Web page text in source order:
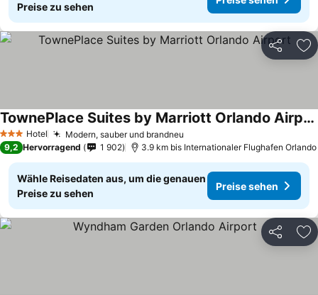
Preise zu sehen
Teilen
3 SterneHotel Modern, sauber und brandneu
TownePlace Suites by Marriott Orlando Airport
Preise sehen
9,2 Hervorragend 1 902 3.9 km bis Internationaler Flughafen Orlando
Wähle Reisedaten aus, um die genauen
Preise zu sehen
Preise sehen
Teilen